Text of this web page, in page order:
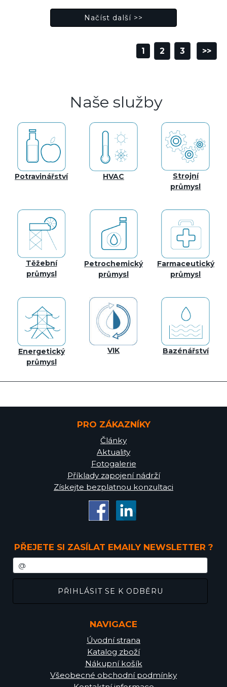
1 2 3 >>
Naše služby
Potravinářství HVAC
Strojní
průmysl
Těžební
průmysl
Petrochemický
průmysl
Farmaceutický
průmysl
Energetický
průmysl
VIK Bazénářství
PRO ZÁKAZNÍKY
Články
Aktuality
Fotogalerie
Příklady zapojení nádrží
Získejte bezplatnou konzultaci
PŘEJETE SI ZASÍLAT EMAILY NEWSLETTER ?
NAVIGACE
Úvodní strana
Katalog zboží
Nákupní košík
Všeobecné obchodní podmínky